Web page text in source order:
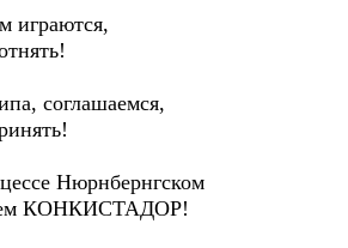
играются,
соглашаемся,
Нюрнбернгском
КОНКИСТАДОР!